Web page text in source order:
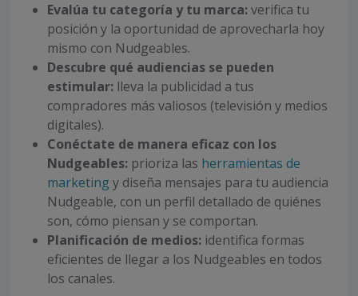
Evalúa tu categoría y tu marca:verifica tu
posición y la oportunidad de aprovecharla hoy
mismo con Nudgeables.
Descubre qué audiencias se pueden
estimular: lleva la publicidad a tus
compradores más valiosos (televisión y medios
digitales).
Conéctate de manera eficaz con los
Nudgeables: prioriza las herramientas de
marketing y diseña mensajes para tu audiencia
Nudgeable, con un perfil detallado de quiénes
son, cómo piensan y se comportan.
Planificación de medios: identifica formas
eficientes de llegar a los Nudgeables en todos
los canales.